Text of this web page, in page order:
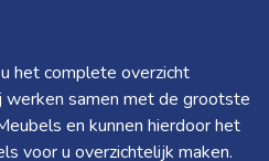
het complete overzicht
samen met de grootste
en kunnen hierdoor het
voor u overzichtelijk maken.